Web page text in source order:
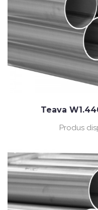
Teava
Produs